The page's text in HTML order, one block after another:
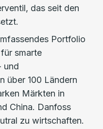
das seit den
Portfolio
smarte
und
über 100 Ländern
Märkten in
China. Danfoss
zu wirtschaften.